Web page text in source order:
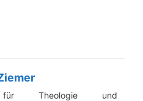
Theologie und